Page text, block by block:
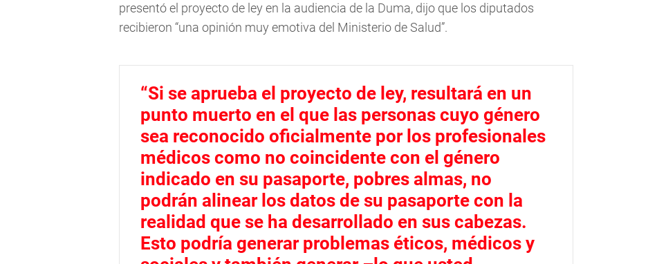
presentó el proyecto de ley en la audiencia de la Duma, dijo que los diputados
recibieron “una opinión muy emotiva del Ministerio de Salud”.
“Si se aprueba el proyecto de ley, resultará en un
punto muerto en el que las personas cuyo género
sea reconocido oficialmente por los profesionales
médicos como no coincidente con el género
indicado en su pasaporte, pobres almas, no
podrán alinear los datos de su pasaporte con la
realidad que se ha desarrollado en sus cabezas.
Esto podría generar problemas éticos, médicos y